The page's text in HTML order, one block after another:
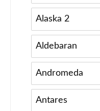
Alaska 2
Aldebaran
Andromeda
Antares